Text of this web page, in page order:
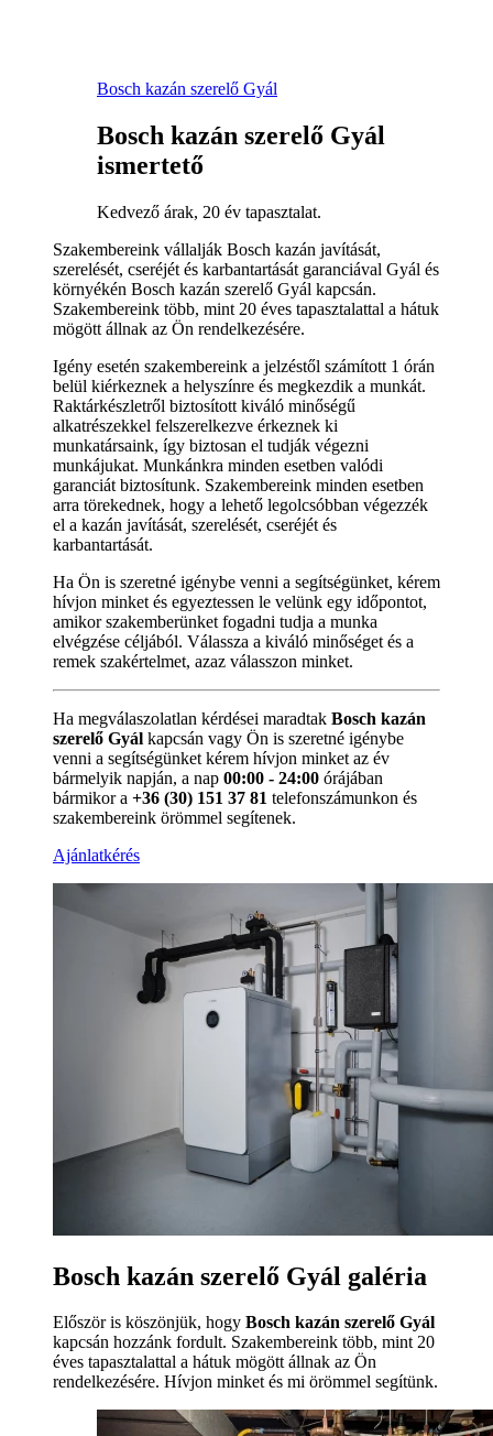
Bosch kazán szerelő Gyál
Bosch kazán szerelő Gyál
ismertető
Kedvező árak, 20 év tapasztalat.
Szakembereink vállalják Bosch kazán javítását,
szerelését, cseréjét és karbantartását garanciával Gyál és
környékén Bosch kazán szerelő Gyál kapcsán.
Szakembereink több, mint 20 éves tapasztalattal a hátuk
mögött állnak az Ön rendelkezésére.
Igény esetén szakembereink a jelzéstől számított 1 órán
belül kiérkeznek a helyszínre és megkezdik a munkát.
Raktárkészletről biztosított kiváló minőségű
alkatrészekkel felszerelkezve érkeznek ki
munkatársaink, így biztosan el tudják végezni
munkájukat. Munkánkra minden esetben valódi
garanciát biztosítunk. Szakembereink minden esetben
arra törekednek, hogy a lehető legolcsóbban végezzék
el a kazán javítását, szerelését, cseréjét és
karbantartását.
Ha Ön is szeretné igénybe venni a segítségünket, kérem
hívjon minket és egyeztessen le velünk egy időpontot,
amikor szakemberünket fogadni tudja a munka
elvégzése céljából. Válassza a kiváló minőséget és a
remek szakértelmet, azaz válasszon minket.
Ha megválaszolatlan kérdései maradtak Bosch kazán
szerelő Gyál kapcsán vagy Ön is szeretné igénybe
venni a segítségünket kérem hívjon minket az év
bármelyik napján, a nap 00:00 - 24:00 órájában
bármikor a +36 (30) 151 37 81 telefonszámunkon és
szakembereink örömmel segítenek.
Ajánlatkérés
Bosch kazán szerelő Gyál galéria
Először is köszönjük, hogy Bosch kazán szerelő Gyál
kapcsán hozzánk fordult. Szakembereink több, mint 20
éves tapasztalattal a hátuk mögött állnak az Ön
rendelkezésére. Hívjon minket és mi örömmel segítünk.